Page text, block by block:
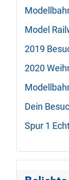
Model
2019
2020
Dein
Spur 1